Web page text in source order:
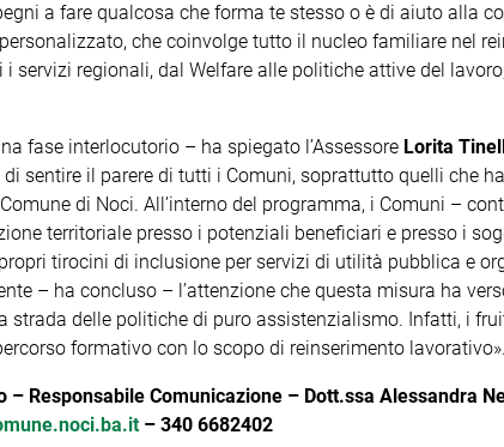
a fare qualcosa che forma te stesso o è di aiuto alla
che coinvolge tutto il nucleo familiare nel
servizi regionali, dal Welfare alle politiche attive del
fase interlocutorio – ha spiegato l’Assessore Lorita
di sentire il parere di tutti i Comuni, soprattutto quelli che
di Noci. All’interno del programma, i Comuni –
territoriale presso i potenziali beneficiari e presso i
tirocini di inclusione per servizi di utilità pubblica e
– ha concluso – l’attenzione che questa misura ha
strada delle politiche di puro assistenzialismo. Infatti, i
formativo con lo scopo di reinserimento lavorativo».
– Responsabile Comunicazione – Dott.ssa Alessandra
– 340 6682402